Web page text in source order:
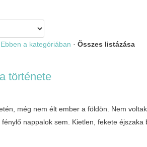
Ebben a kategóriában · Összes listázása
története
még nem élt ember a földön. Nem
nappalok sem. Kietlen, fekete